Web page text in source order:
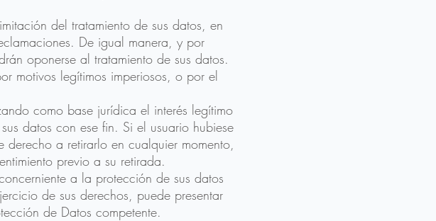
del tratamiento de sus datos, en
De igual manera, y por
oponerse al tratamiento de sus datos.
motivos legítimos imperiosos, o por el
como base jurídica el interés legítimo
datos con ese fin. Si el usuario hubiese
a retirarlo en cualquier momento,
previo a su retirada.
a la protección de sus datos
de sus derechos, puede presentar
de Datos competente.